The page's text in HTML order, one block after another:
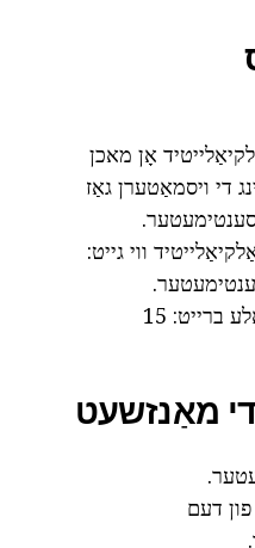
אָן מאכן
די ויסמאַטערן גאַז
ווי גייט:
הייך קייַלעכיק סליווז איז אַרמהאָלע ברייט: 15
מאַנזשעט
דעם